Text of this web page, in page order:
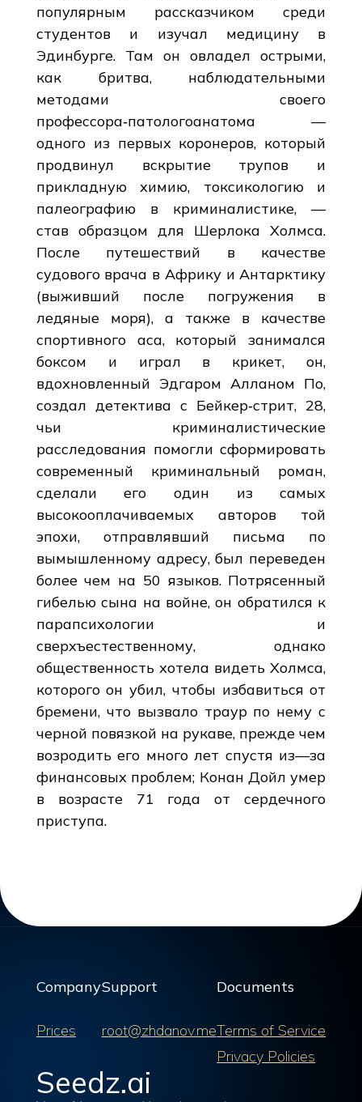
популярным рассказчиком среди
студентов и изучал медицину в
Эдинбурге. Там он овладел острыми,
как бритва, наблюдательными
методами своего
профессора‑патологоанатома —
одного из первых коронеров, который
продвинул вскрытие трупов и
прикладную химию, токсикологию и
палеографию в криминалистике, —
став образцом для Шерлока Холмса.
После путешествий в качестве
судового врача в Африку и Антарктику
(выживший после погружения в
ледяные моря), а также в качестве
спортивного аса, который занимался
боксом и играл в крикет, он,
вдохновленный Эдгаром Алланом По,
создал детектива с Бейкер‑стрит, 28,
чьи криминалистические
расследования помогли сформировать
современный криминальный роман,
сделали его один из самых
высокооплачиваемых авторов той
эпохи, отправлявший письма по
вымышленному адресу, был переведен
более чем на 50 языков. Потрясенный
гибелью сына на войне, он обратился к
парапсихологии и
сверхъестественному, однако
общественность хотела видеть Холмса,
которого он убил, чтобы избавиться от
бремени, что вызвало траур по нему с
черной повязкой на рукаве, прежде чем
возродить его много лет спустя из—за
финансовых проблем; Конан Дойл умер
в возрасте 71 года от сердечного
приступа.
Company
Prices
Support
root@zhdanov.me
Documents
Terms of Service
Privacy Policies
Seedz.ai